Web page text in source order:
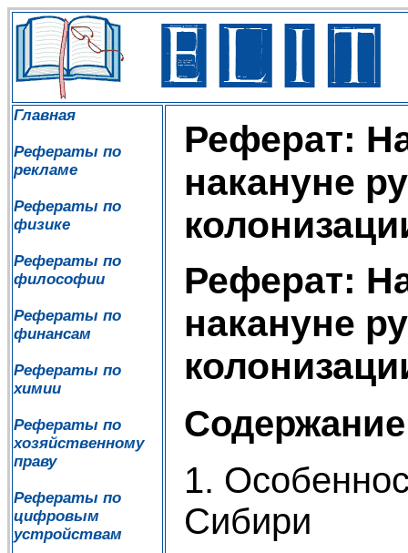
Главная
Рефераты по
рекламе
Рефераты по
физике
Рефераты по
философии
Рефераты по
финансам
Рефераты по
химии
Рефераты по
хозяйственному
праву
Рефераты по
цифровым
устройствам
Реферат:
накануне
Реферат:
накануне
Содержание
1.
Сибири